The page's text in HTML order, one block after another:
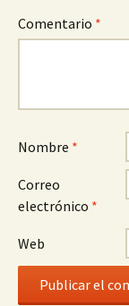
Comentario *
Nombre *
Correo
electrónico *
Web